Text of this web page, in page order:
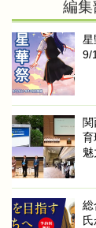
編
星
9/
育
魅
総